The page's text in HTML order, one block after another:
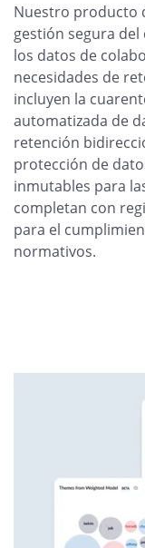
Nuestro producto
gestión segura del
los datos de
necesidades de
incluyen la
automatizada de
retención
protección de
inmutables para
completan con
para el
normativos.